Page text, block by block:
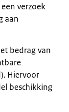
verzoek
aan
bedrag van
Hiervoor
beschikking